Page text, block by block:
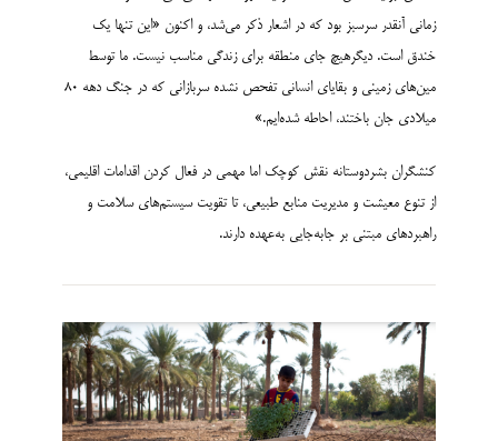
زمانی آنقدر سرسبز بود که در اشعار ذکر می‌شد، و اکنون «این تنها یک
خندق است. دیگرهیچ جای منطقه برای زندگی مناسب نیست. ما توسط
مین‌های زمینی و بقایای انسانی تفحص نشده سربازانی که در جنگ دهه 80
میلادی جان باختند، احاطه شده‌ایم.»
کنشگران بشردوستانه نقش کوچک اما مهمی در فعال کردن اقدامات اقلیمی،
از تنوع معیشت و مدیریت منابع طبیعی، تا تقویت سیستم‌های سلامت و
راهبردهای مبتنی بر جابه‌جایی به‌عهده دارند.